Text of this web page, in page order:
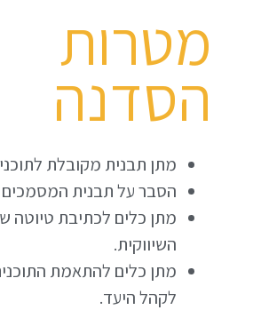
מטרות
הסדנה
מתן תבנית מקובלת
הסבר על תבנית המסמכים
מתן כלים לכתיבת טיוטה
השיווקית.
מתן כלים להתאמת
לקהל היעד.